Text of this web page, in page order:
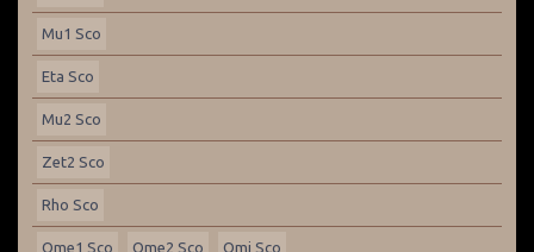
Mu1 Sco
Eta Sco
Mu2 Sco
Zet2 Sco
Rho Sco
Ome1 Sco Ome2 Sco Omi Sco